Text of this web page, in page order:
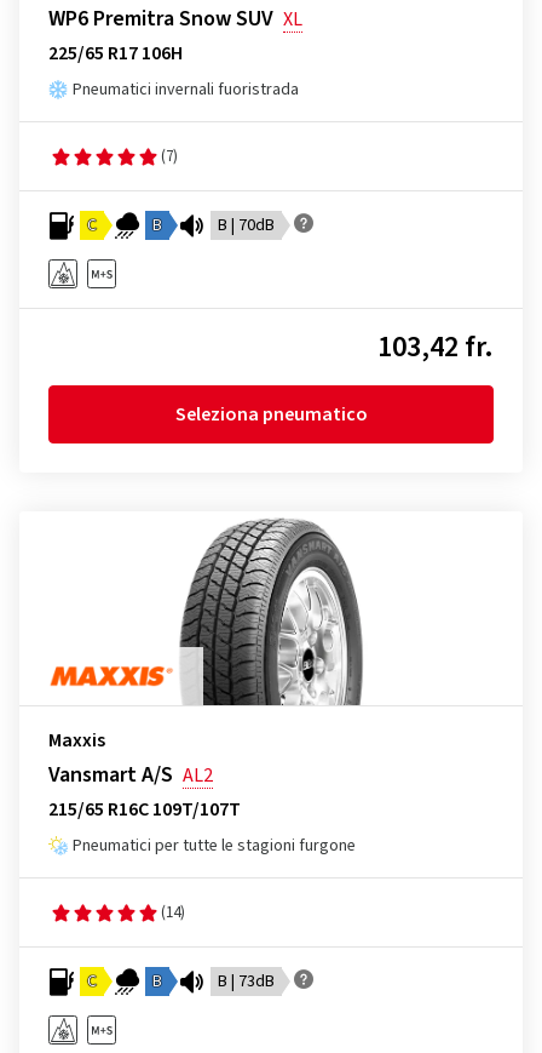
WP6 Premitra Snow SUV XL
225/65 R17 106H
Pneumatici invernali fuoristrada
(7)
C B B | 70dB
103,42 fr.
Seleziona pneumatico
Maxxis
Vansmart A/S AL2
215/65 R16C 109T/107T
Pneumatici per tutte le stagioni furgone
(14)
C B B | 73dB